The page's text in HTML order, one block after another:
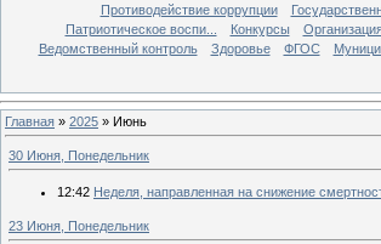
Противодействие коррупции
Патриотическое воспи...
Конкурсы
Ведомственный контроль
Здоровье ФГОС
Главная » 2025 » Июнь
30 Июня, Понедельник
12:42 Неделя, направленная на снижение
23 Июня, Понедельник